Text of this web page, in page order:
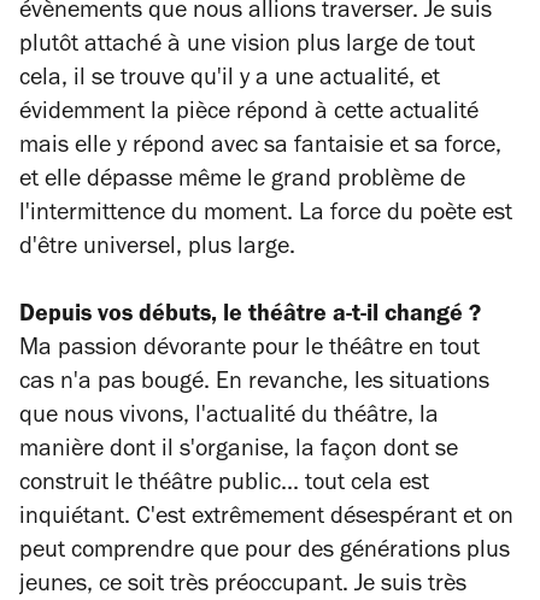
évènements que nous allions traverser. Je suis
plutôt attaché à une vision plus large de tout
cela, il se trouve qu'il y a une actualité, et
évidemment la pièce répond à cette actualité
mais elle y répond avec sa fantaisie et sa force,
et elle dépasse même le grand problème de
l'intermittence du moment. La force du poète est
d'être universel, plus large.
Depuis vos débuts, le théâtre a-t-il changé ?
Ma passion dévorante pour le théâtre en tout
cas n'a pas bougé. En revanche, les situations
que nous vivons, l'actualité du théâtre, la
manière dont il s'organise, la façon dont se
construit le théâtre public... tout cela est
inquiétant. C'est extrêmement désespérant et on
peut comprendre que pour des générations plus
jeunes, ce soit très préoccupant. Je suis très